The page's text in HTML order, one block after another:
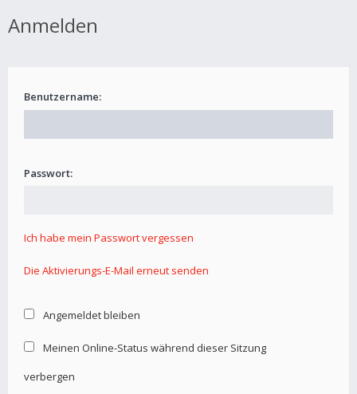
Anmelden
Benutzername:
Passwort:
Ich habe mein Passwort vergessen
Die Aktivierungs-E-Mail erneut senden
Angemeldet bleiben
Meinen Online-Status während dieser Sitzung
verbergen